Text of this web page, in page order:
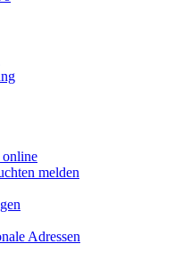
online
melden
Adressen